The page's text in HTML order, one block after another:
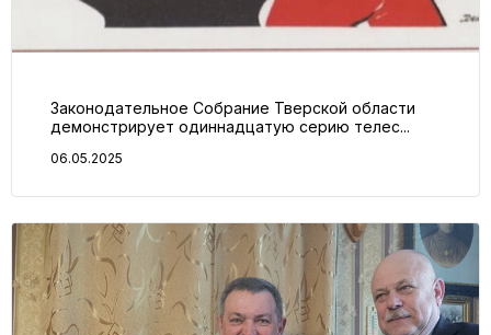
Законодательное Собрание Тверской области
демонстрирует одиннадцатую серию телес...
06.05.2025